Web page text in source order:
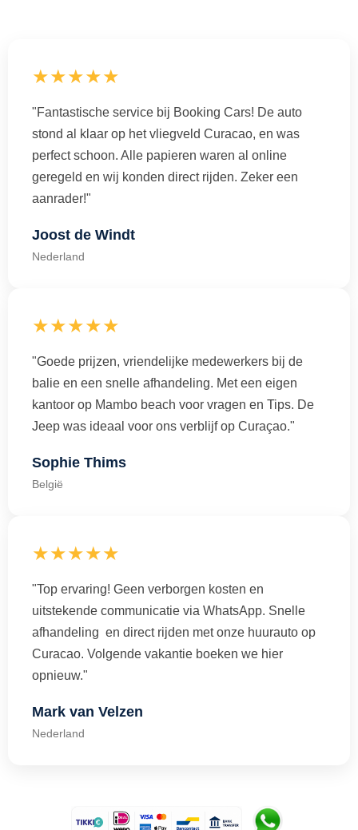
★★★★★
"Fantastische service bij Booking Cars! De auto
stond al klaar op het vliegveld Curacao, en was
perfect schoon. Alle papieren waren al online
geregeld en wij konden direct rijden. Zeker een
aanrader!"
Joost de Windt
Nederland
★★★★★
"Goede prijzen, vriendelijke medewerkers bij de
balie en een snelle afhandeling. Met een eigen
kantoor op Mambo beach voor vragen en Tips. De
Jeep was ideaal voor ons verblijf op Curaçao."
Sophie Thims
België
★★★★★
"Top ervaring! Geen verborgen kosten en
uitstekende communicatie via WhatsApp. Snelle
afhandeling en direct rijden met onze huurauto op
Curacao. Volgende vakantie boeken we hier
opnieuw."
Mark van Velzen
Nederland